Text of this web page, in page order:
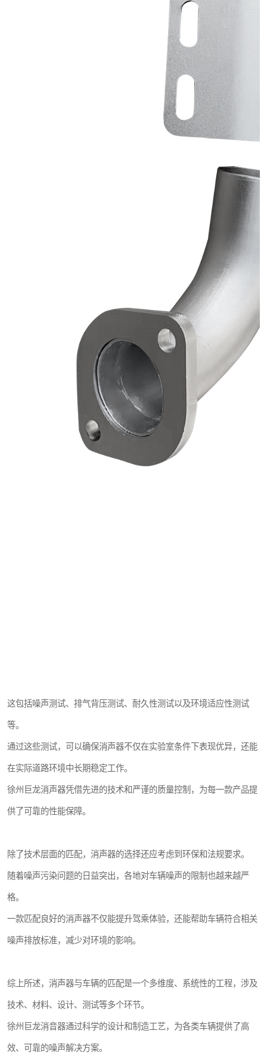
这包括噪声测试、排气背压测试、耐久性测试以及环境适应性测试
等。
通过这些测试，可以确保消声器不仅在实验室条件下表现优异，还能
在实际道路环境中长期稳定工作。
徐州巨龙消声器凭借先进的技术和严谨的质量控制，为每一款产品提
供了可靠的性能保障。
除了技术层面的匹配，消声器的选择还应考虑到环保和法规要求。
随着噪声污染问题的日益突出，各地对车辆噪声的限制也越来越严
格。
一款匹配良好的消声器不仅能提升驾乘体验，还能帮助车辆符合相关
噪声排放标准，减少对环境的影响。
综上所述，消声器与车辆的匹配是一个多维度、系统性的工程，涉及
技术、材料、设计、测试等多个环节。
徐州巨龙消音器通过科学的设计和制造工艺，为各类车辆提供了高
效、可靠的噪声解决方案。